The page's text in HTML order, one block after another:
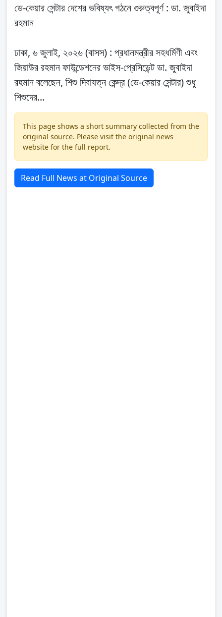
ডে-কেয়ার সেন্টার দেশের ভবিষ্যৎ গঠনে গুরুত্বপূর্ণ : ডা. জুবাইদা
রহমান
ঢাকা, ৬ জুলাই, ২০২৬ (বাসস) : প্রধানমন্ত্রীর সহধর্মিণী এবং
জিয়াউর রহমান ফাউন্ডেশনের ভাইস-প্রেসিডেন্ট ডা. জুবাইদা
রহমান বলেছেন, শিশু দিবাযত্ন কেন্দ্র (ডে-কেয়ার সেন্টার) শুধু
শিশুদের...
This page shows a short summary collected from the
original source. Please visit the original news
website for the full report.
Read Full News at Original Source